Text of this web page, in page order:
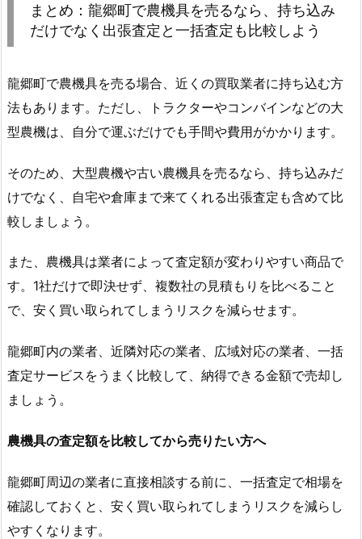
まとめ：龍郷町で農機具を売るなら、持ち込み
だけでなく出張査定と一括査定も比較しよう
龍郷町で農機具を売る場合、近くの買取業者に持ち込む方
法もあります。ただし、トラクターやコンバインなどの大
型農機は、自分で運ぶだけでも手間や費用がかかります。
そのため、大型農機や古い農機具を売るなら、持ち込みだ
けでなく、自宅や倉庫まで来てくれる出張査定も含めて比
較しましょう。
また、農機具は業者によって査定額が変わりやすい商品で
す。1社だけで即決せず、複数社の見積もりを比べること
で、安く買い取られてしまうリスクを減らせます。
龍郷町内の業者、近隣対応の業者、広域対応の業者、一括
査定サービスをうまく比較して、納得できる金額で売却し
ましょう。
農機具の査定額を比較してから売りたい方へ
龍郷町周辺の業者に直接相談する前に、一括査定で相場を
確認しておくと、安く買い取られてしまうリスクを減らし
やすくなります。